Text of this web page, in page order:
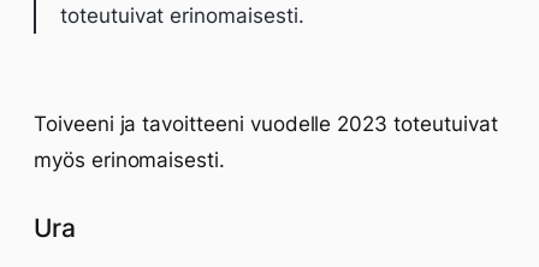
toteutuivat erinomaisesti.
Toiveeni ja tavoitteeni vuodelle 2023 toteutuivat
myös erinomaisesti.
Ura